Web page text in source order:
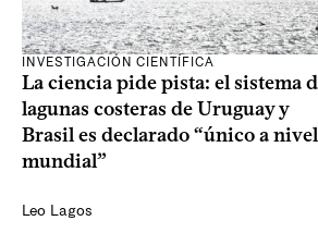
INVESTIGACIÓN CIENTÍFICA
La ciencia pide pista: el sistema
lagunas costeras de Uruguay y
Brasil es declarado “único a nivel
mundial”
Leo Lagos